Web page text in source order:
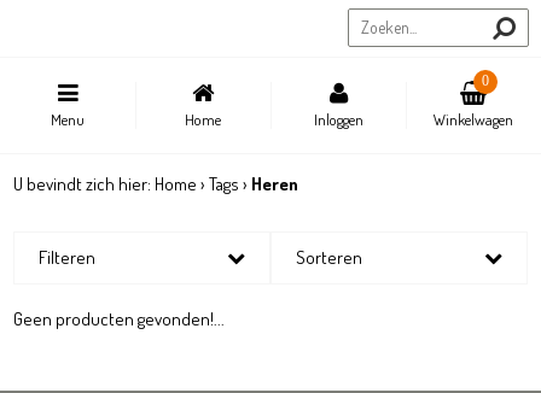
Menu Home Inloggen Winkelwagen
0
U bevindt zich hier: Home ›Tags › Heren
Filteren Sorteren
Geen producten gevonden!...